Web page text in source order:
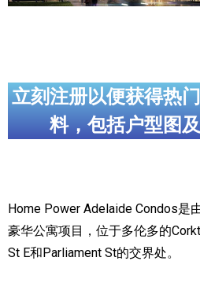
地产杂谈
走近加拿大
加拿大的历史文化
加拿大社会保险系统
立刻注册以便获得热
料，包括户型图
Home Power Adelaide Condos是
豪华公寓项目，位于多伦多的
St E和Parliament St的交界处。